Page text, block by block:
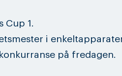
Cup 1.
i
på fredagen.